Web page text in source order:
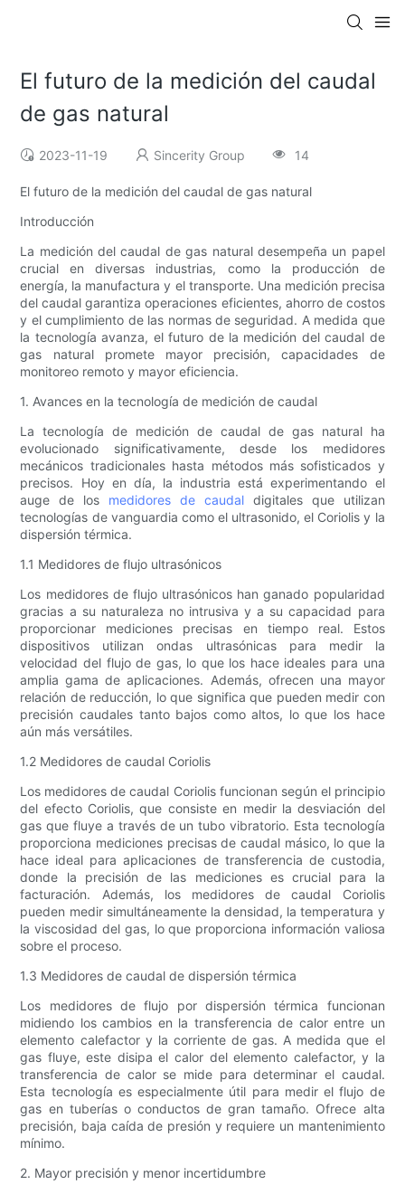
El futuro de la medición del caudal
de gas natural
2023-11-19 Sincerity Group 14
El futuro de la medición del caudal de gas natural
Introducción
La medición del caudal de gas natural desempeña un papel
crucial en diversas industrias, como la producción de
energía, la manufactura y el transporte. Una medición precisa
del caudal garantiza operaciones eficientes, ahorro de costos
y el cumplimiento de las normas de seguridad. A medida que
la tecnología avanza, el futuro de la medición del caudal de
gas natural promete mayor precisión, capacidades de
monitoreo remoto y mayor eficiencia.
1. Avances en la tecnología de medición de caudal
La tecnología de medición de caudal de gas natural ha
evolucionado significativamente, desde los medidores
mecánicos tradicionales hasta métodos más sofisticados y
precisos. Hoy en día, la industria está experimentando el
auge de los medidores de caudaldigitales que utilizan
tecnologías de vanguardia como el ultrasonido, el Coriolis y la
dispersión térmica.
1.1 Medidores de flujo ultrasónicos
Los medidores de flujo ultrasónicos han ganado popularidad
gracias a su naturaleza no intrusiva y a su capacidad para
proporcionar mediciones precisas en tiempo real. Estos
dispositivos utilizan ondas ultrasónicas para medir la
velocidad del flujo de gas, lo que los hace ideales para una
amplia gama de aplicaciones. Además, ofrecen una mayor
relación de reducción, lo que significa que pueden medir con
precisión caudales tanto bajos como altos, lo que los hace
aún más versátiles.
1.2 Medidores de caudal Coriolis
Los medidores de caudal Coriolis funcionan según el principio
del efecto Coriolis, que consiste en medir la desviación del
gas que fluye a través de un tubo vibratorio. Esta tecnología
proporciona mediciones precisas de caudal másico, lo que la
hace ideal para aplicaciones de transferencia de custodia,
donde la precisión de las mediciones es crucial para la
facturación. Además, los medidores de caudal Coriolis
pueden medir simultáneamente la densidad, la temperatura y
la viscosidad del gas, lo que proporciona información valiosa
sobre el proceso.
1.3 Medidores de caudal de dispersión térmica
Los medidores de flujo por dispersión térmica funcionan
midiendo los cambios en la transferencia de calor entre un
elemento calefactor y la corriente de gas. A medida que el
gas fluye, este disipa el calor del elemento calefactor, y la
transferencia de calor se mide para determinar el caudal.
Esta tecnología es especialmente útil para medir el flujo de
gas en tuberías o conductos de gran tamaño. Ofrece alta
precisión, baja caída de presión y requiere un mantenimiento
mínimo.
2. Mayor precisión y menor incertidumbre